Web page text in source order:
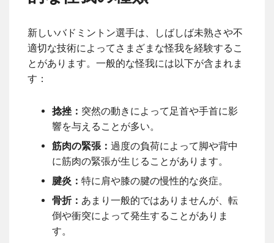
新しいバドミントン選手は、しばしば未熟さや不
適切な技術によってさまざまな怪我を経験するこ
とがあります。一般的な怪我には以下が含まれま
す：
捻挫： 突然の動きによって足首や手首に影
響を与えることが多い。
筋肉の緊張： 過度の負荷によって脚や背中
に筋肉の緊張が生じることがあります。
腱炎： 特に肩や膝の腱の慢性的な炎症。
骨折： あまり一般的ではありませんが、転
倒や衝突によって発生することがありま
す。